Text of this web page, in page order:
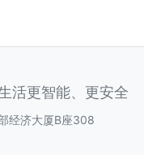
活更智能、更安全
经济大厦B座308